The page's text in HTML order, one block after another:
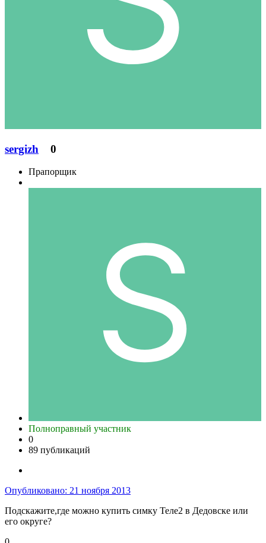
sergizh 0
Прапорщик
Полноправный участник
0
89 публикаций
Опубликовано: 21 ноября 2013
Подскажите,где можно купить симку Теле2 в Дедовске или
его округе?